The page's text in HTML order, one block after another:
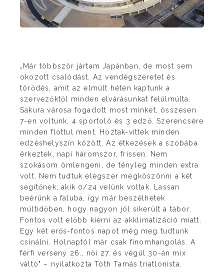
„Már többször jártam Japánban, de most sem
okozott csalódást. Az vendégszeretet és
törődés, amit az elmúlt héten kaptunk a
szervezőktől minden elvárásunkat felülmúlta.
Sakura városa fogadott most minket, összesen
7-en voltunk, 4 sportoló és 3 edző. Szerencsére
minden flottul ment. Hoztak-vittek minden
edzéshelyszín között. Az étkezések a szobába
érkeztek, napi háromszor, frissen. Nem
szokásom ömlengeni, de tényleg minden extra
volt. Nem tudtuk elégszer megköszönni a két
segítőnek, akik 0/24 velünk voltak. Lassan
beérünk a faluba, így már beszélhetek
múltidőben, hogy nagyon jól sikerült a tábor.
Fontos volt előbb kiérni az akklimatizáció miatt.
Egy két erős-fontos napot még meg tudtunk
csinálni. Holnaptól már csak finomhangolás. A
férfi verseny 26., női 27. és végül 30-án mix
váltó" – nyilatkozta Tóth Tamás triatlonista.